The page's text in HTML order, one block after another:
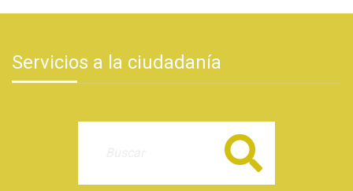
Servicios a la ciudadanía
Buscar